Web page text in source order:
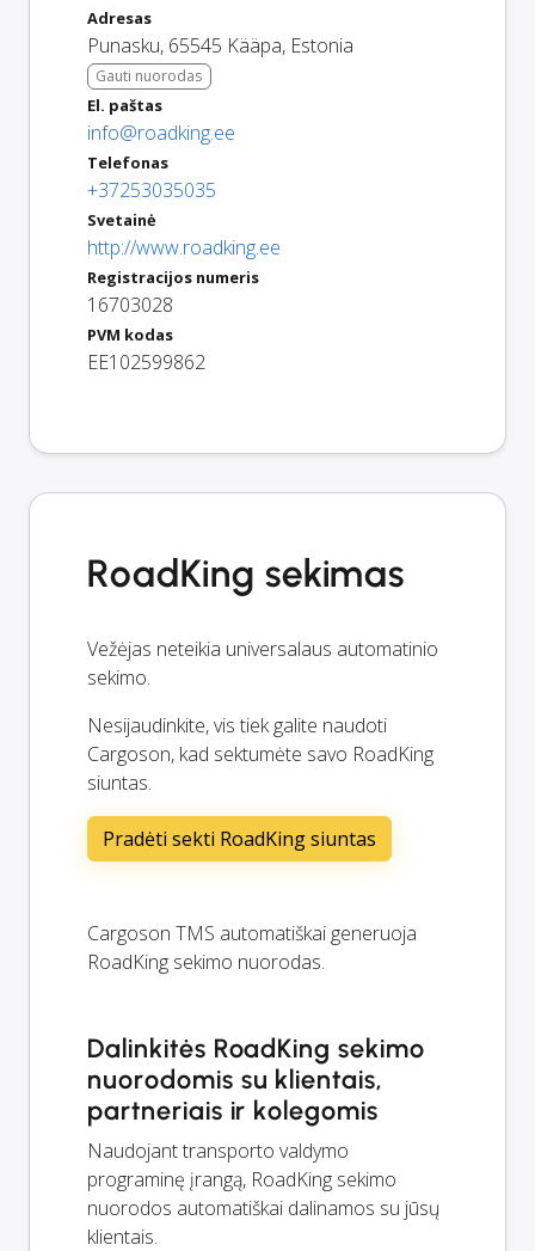
Adresas
Punasku, 65545 Kääpa, Estonia
Gauti nuorodas
El. paštas
info@roadking.ee
Telefonas
+37253035035
Svetainė
http://www.roadking.ee
Registracijos numeris
16703028
PVM kodas
EE102599862
RoadKing sekimas
Vežėjas neteikia universalaus automatinio
sekimo.
Nesijaudinkite, vis tiek galite naudoti
Cargoson, kad sektumėte savo RoadKing
siuntas.
Pradėti sekti RoadKing siuntas
Cargoson TMS automatiškai generuoja
RoadKing sekimo nuorodas.
Dalinkitės RoadKing sekimo
nuorodomis su klientais,
partneriais ir kolegomis
Naudojant transporto valdymo
programinę įrangą, RoadKing sekimo
nuorodos automatiškai dalinamos su jūsų
klientais.